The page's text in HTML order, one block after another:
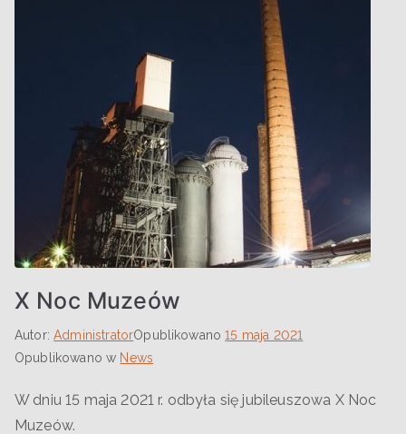
X Noc Muzeów
Autor:AdministratorOpublikowano15 maja 2021
Opublikowano w News
W dniu 15 maja 2021 r. odbyła się jubileuszowa X Noc
Muzeów.